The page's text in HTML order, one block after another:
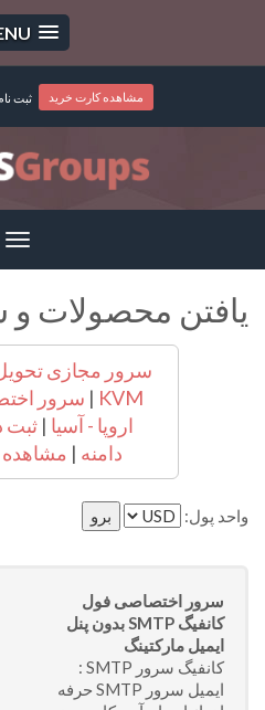
ثبت مشاهده کارت خرید
یافتن محصولات
KVM
| سرور
اروپا - آسیا | ثبت
دامنه | مشاهده
واحد پول:
سرور اختصاصی فول
کانفیگ SMTP بدون پنل
ایمیل مارکتینگ
کانفیگ سرور SMTP :
ایمیل سرور SMTP حرفه